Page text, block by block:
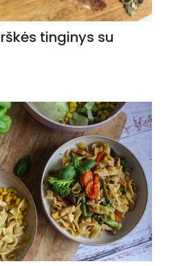
tinginys su